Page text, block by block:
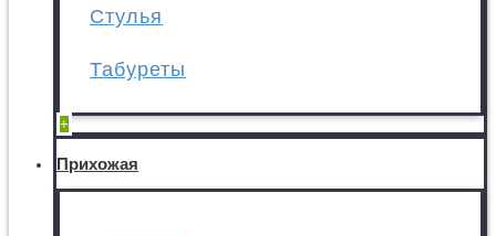
Стулья
Табуреты
+
Прихожая